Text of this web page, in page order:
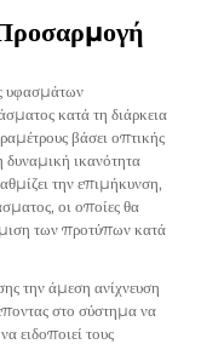
υφασμάτων
κατά τη διάρκεια
βάσει οπτικής
ικανότητα
την επιμήκυνση,
οι οποίες θα
των προτύπων κατά
την άμεση ανίχνευση
στο σύστημα να
ειδοποιεί τους